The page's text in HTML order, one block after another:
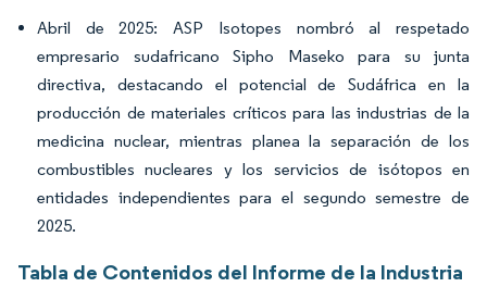
Abril de 2025: ASP Isotopes nombró al respetado
empresario sudafricano Sipho Maseko para su junta
directiva, destacando el potencial de Sudáfrica en la
producción de materiales críticos para las industrias de la
medicina nuclear, mientras planea la separación de los
combustibles nucleares y los servicios de isótopos en
entidades independientes para el segundo semestre de
2025.
Tabla de Contenidos del Informe de la Industria